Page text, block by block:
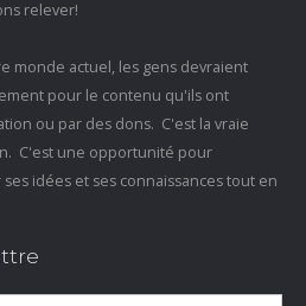
relever!
monde actuel, les gens devraient
pour le contenu qu'ils ont
ou par des dons. C'est la vraie
C'est une opportunité pour
idées et ses connaissances tout en